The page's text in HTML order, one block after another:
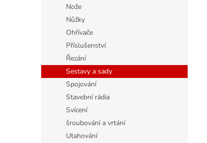
Nože
Nůžky
Ohřívače
Příslušenství
Řezání
Sestavy a sady
Spojování
Stavební rádia
Svícení
šroubování a vrtání
Utahování